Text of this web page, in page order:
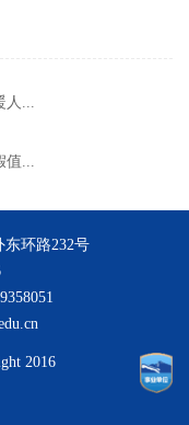
...
...
环路232号
2016